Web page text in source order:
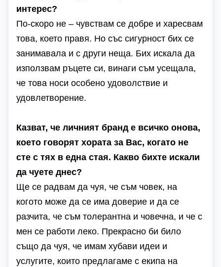
интерес?
По-скоро не – чувствам се добре и харесвам
това, което правя. Но със сигурност бих се
занимавала и с други неща. Бих искала да
използвам ръцете си, винаги съм усещала,
че това носи особено удоволствие и
удовлетворение.
Казват, че личният бранд е всичко онова,
което говорят хората за Вас, когато не
сте с тях в една стая. Какво бихте искали
да чуете днес?
Ще се радвам да чуя, че съм човек, на
когото може да се има доверие и да се
разчита, че съм толерантна и човечна, и че с
мен се работи леко. Прекрасно би било
също да чуя, че имам хубави идеи и
услугите, които предлагаме с екипа на